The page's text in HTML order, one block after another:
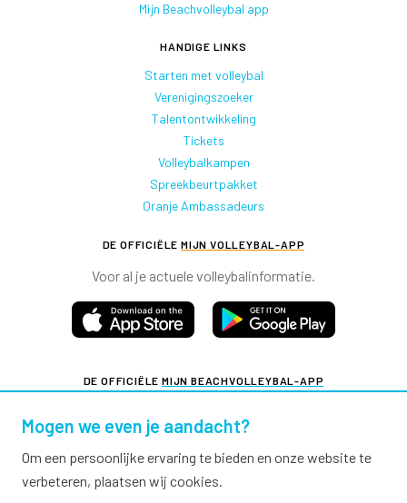
Mijn Beachvolleybal app
HANDIGE LINKS
Starten met volleybal
Verenigingszoeker
Talentontwikkeling
Tickets
Volleybalkampen
Spreekbeurtpakket
Oranje Ambassadeurs
DE OFFICIËLE MIJN VOLLEYBAL-APP
Voor al je actuele volleybalinformatie.
DE OFFICIËLE MIJN BEACHVOLLEYBAL-APP
Mogen we even je aandacht?
Om een persoonlijke ervaring te bieden en onze website te
verbeteren, plaatsen wij cookies.